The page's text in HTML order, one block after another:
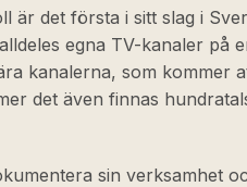
är det första i sitt slag i
egna TV-kanaler på
kanalerna, som kommer
det även finnas
sin verksamhet